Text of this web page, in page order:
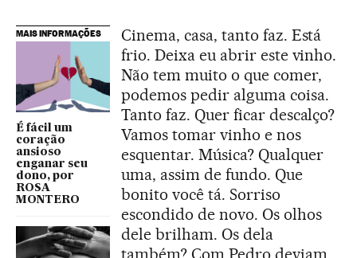
MAIS INFORMAÇÕES
É fácil um
coração
ansioso
enganar seu
dono, por
ROSA
MONTERO
Cinema, casa, tanto faz. Está
frio. Deixa eu abrir este vinho.
Não tem muito o que comer,
podemos pedir alguma coisa.
Tanto faz. Quer ficar descalço?
Vamos tomar vinho e nos
esquentar. Música? Qualquer
uma, assim de fundo. Que
bonito você tá. Sorriso
escondido de novo. Os olhos
dele brilham. Os dela
também? Com Pedro deviam